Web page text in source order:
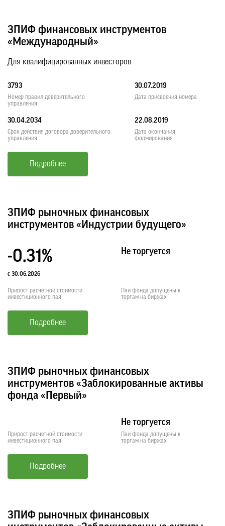
ЗПИФ финансовых инструментов
«Международный»
Для квалифицированных инвесторов
3793 30.07.2019
Номер правил доверительного
управления
Дата присвоения номера
30.04.2034 22.08.2019
Срок действия договора доверительного
управления
Дата окончания
формирования
Подробнее
ЗПИФ рыночных финансовых
инструментов «Индустрии будущего»
-0.31%
с 30.06.2026
Не торгуется
Прирост расчетной стоимости
инвестиционного пая
Паи фонда допущены к
торгам на биржах
Подробнее
ЗПИФ рыночных финансовых
инструментов «Заблокированные активы
фонда «Первый»
Не торгуется
Прирост расчетной стоимости
инвестиционного пая
Паи фонда допущены к
торгам на биржах
Подробнее
ЗПИФ рыночных финансовых